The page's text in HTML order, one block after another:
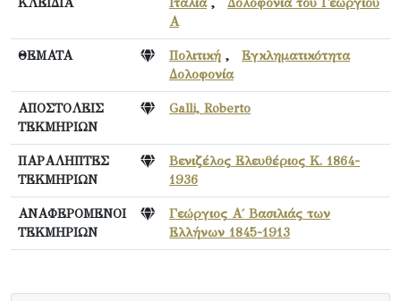
Α
ΘΕΜΑΤΑ Πολιτική , Εγκληματικότητα
Δολοφονία
ΑΠΟΣΤΟΛΕΙΣ
ΤΕΚΜΗΡΙΩΝ
Galli, Robertο
ΠΑΡΑΛΗΠΤΕΣ
ΤΕΚΜΗΡΙΩΝ
Βενιζέλος Ελευθέριος Κ. 1864-
1936
ΑΝΑΦΕΡΟΜΕΝΟΙ
ΤΕΚΜΗΡΙΩΝ
Γεώργιος Α΄ Βασιλιάς των
Ελλήνων 1845-1913